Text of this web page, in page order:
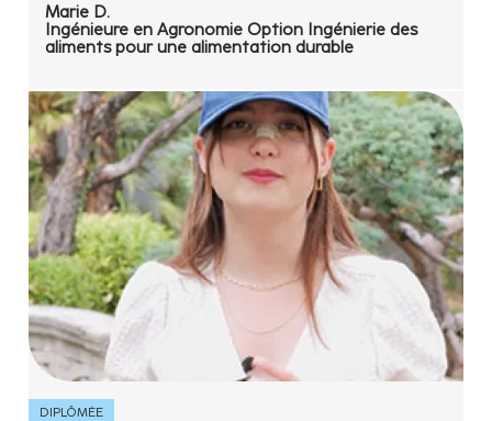
Marie D.
Ingénieure en Agronomie Option Ingénierie des
aliments pour une alimentation durable
DIPLÔMÉE